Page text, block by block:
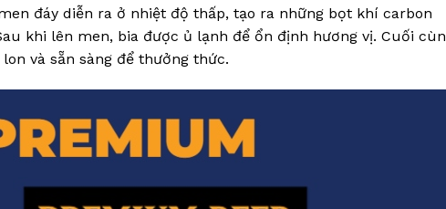
đáy diễn ra ở nhiệt độ thấp, tạo ra những bọt khí carbon
khi lên men, bia được ủ lạnh để ổn định hương vị. Cuối
và sẵn sàng để thưởng thức.